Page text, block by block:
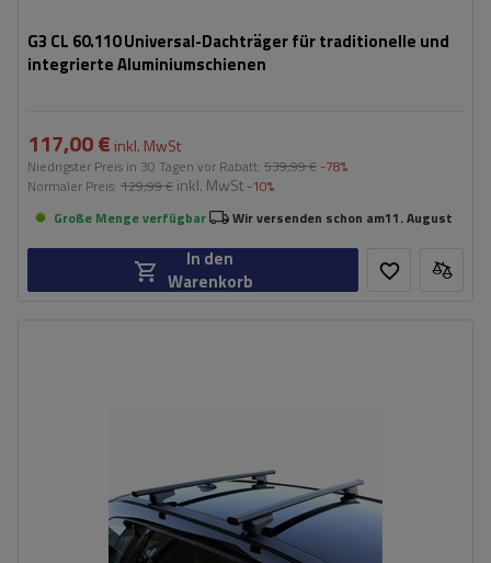
G3 CL 60.110 Universal-Dachträger für traditionelle und
integrierte Aluminiumschienen
117,00 € inkl. MwSt
Niedrigster Preis in 30 Tagen vor Rabatt: 539,99 € -78%
Normaler Preis: 129,99 € inkl. MwSt -10%
Große Menge verfügbar
Wir versenden schon am11. August
In den
Warenkorb